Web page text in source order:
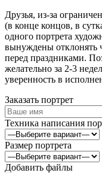
Друзья, из-за
(в конце концов, в
одного портрета
вынуждены отклонять
перед праздниками.
желательно за 2-3
уверенность в
Заказать портрет
Техника написания
Размер портрета
Добавить файлы